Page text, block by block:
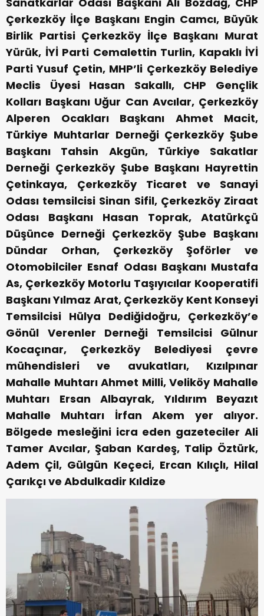
Çerkezköy İlçe Başkanı Engin Camcı, Büyük
Birlik Partisi Çerkezköy İlçe Başkanı Murat
Yürük, İYİ Parti Cemalettin Turlin, Kapaklı İYİ
Parti Yusuf Çetin, MHP’li Çerkezköy Belediye
Meclis Üyesi Hasan Sakallı, CHP Gençlik
Kolları Başkanı Uğur Can Avcılar, Çerkezköy
Alperen Ocakları Başkanı Ahmet Macit,
Türkiye Muhtarlar Derneği Çerkezköy Şube
Başkanı Tahsin Akgün, Türkiye Sakatlar
Derneği Çerkezköy Şube Başkanı Hayrettin
Çetinkaya, Çerkezköy Ticaret ve Sanayi
Odası temsilcisi Sinan Sifil, Çerkezköy Ziraat
Odası Başkanı Hasan Toprak, Atatürkçü
Düşünce Derneği Çerkezköy Şube Başkanı
Dündar Orhan, Çerkezköy Şoförler ve
Otomobilciler Esnaf Odası Başkanı Mustafa
As, Çerkezköy Motorlu Taşıyıcılar Kooperatifi
Başkanı Yılmaz Arat, Çerkezköy Kent Konseyi
Temsilcisi Hülya Dediğidoğru, Çerkezköy’e
Gönül Verenler Derneği Temsilcisi Gülnur
Kocaçınar, Çerkezköy Belediyesi çevre
mühendisleri ve avukatları, Kızılpınar
Mahalle Muhtarı Ahmet Milli, Veliköy Mahalle
Muhtarı Ersan Albayrak, Yıldırım Beyazıt
Mahalle Muhtarı İrfan Akem yer alıyor.
Bölgede mesleğini icra eden gazeteciler Ali
Tamer Avcılar, Şaban Kardeş, Talip Öztürk,
Adem Çil, Gülgün Keçeci, Ercan Kılıçlı, Hilal
Çarıkçı ve Abdulkadir Kıldize